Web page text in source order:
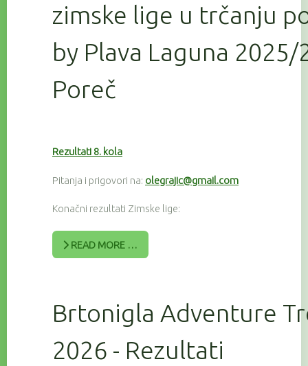
zimske lige u trčanju
by Plava Laguna 2025/
Poreč
Rezultati 8. kola
Pitanja i prigovori na: olegrajic@gmail.com
Konačni rezultati Zimske lige:
READ MORE …
Brtonigla Adventure
2026 - Rezultati